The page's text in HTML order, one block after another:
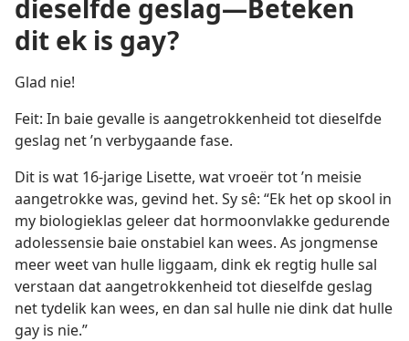
dieselfde geslag—Beteken
dit ek is gay?
Glad nie!
Feit: In baie gevalle is aangetrokkenheid tot dieselfde
geslag net ’n verbygaande fase.
Dit is wat 16-jarige Lisette, wat vroeër tot ’n meisie
aangetrokke was, gevind het. Sy sê: “Ek het op skool in
my biologieklas geleer dat hormoonvlakke gedurende
adolessensie baie onstabiel kan wees. As jongmense
meer weet van hulle liggaam, dink ek regtig hulle sal
verstaan dat aangetrokkenheid tot dieselfde geslag
net tydelik kan wees, en dan sal hulle nie dink dat hulle
gay is nie.”